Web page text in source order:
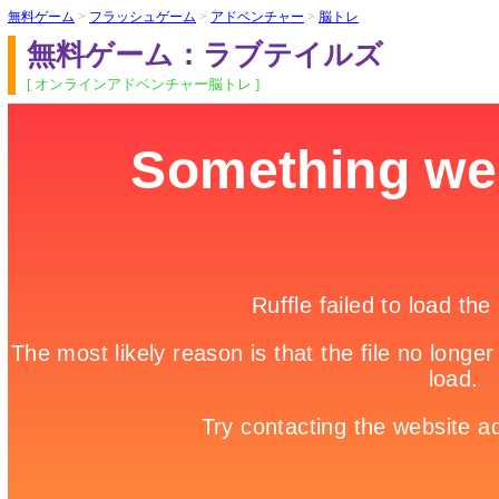
無料ゲーム > フラッシュゲーム > アドベンチャー > 脳トレ
無料ゲーム：ラブテイルズ
[ オンラインアドベンチャー脳トレ ]